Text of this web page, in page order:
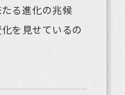
る進化の兆候
を見せているの